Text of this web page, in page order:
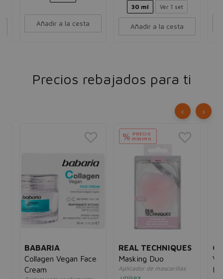
Añadir a la cesta
30 ml Ver 1 set
Añadir a la cesta
Precios rebajados para ti
BABARIA
Collagen Vegan Face
Cream
% PRECIO
MÍNIMO
REAL TECHNIQUES
Masking Duo
Aplicador de mascarillas
unisex
‹ ›